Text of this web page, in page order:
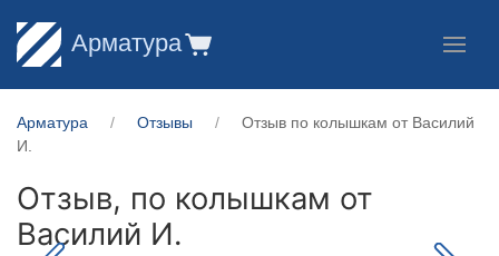
Арматура
Арматура Отзывы
Отзыв по колышкам от Василий
И.
Отзыв, по колышкам от
Василий И.